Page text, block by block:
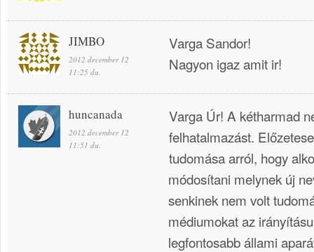
JIMBO
2012 december 12
11:25 du.
Varga Sandor!
Nagyon igaz amit ir!
huncanada
2012 december 12
11:51 du.
Varga Úr! A kétharmad
felhatalmazást.
tudomása arról, hogy
módosítani melynek új
senkinek nem volt
médiumokat az
legfontosabb állami